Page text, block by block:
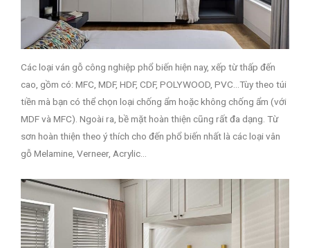
Các loại ván gỗ công nghiệp phổ biến hiện nay, xếp từ thấp đến
cao, gồm có: MFC, MDF, HDF, CDF, POLYWOOD, PVC…Tùy theo túi
tiền mà bạn có thể chọn loại chống ẩm hoặc không chống ẩm (với
MDF và MFC). Ngoài ra, bề mặt hoàn thiện cũng rất đa dạng. Từ
sơn hoàn thiện theo ý thích cho đến phổ biến nhất là các loại vân
gỗ Melamine, Verneer, Acrylic…